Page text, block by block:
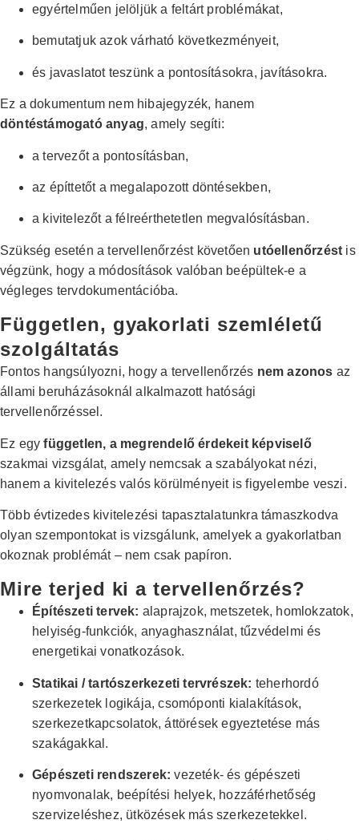
egyértelműen jelöljük a feltárt problémákat,
bemutatjuk azok várható következményeit,
és javaslatot teszünk a pontosításokra, javításokra.
Ez a dokumentum nem hibajegyzék, hanem
döntéstámogató anyag, amely segíti:
a tervezőt a pontosításban,
az építtetőt a megalapozott döntésekben,
a kivitelezőt a félreérthetetlen megvalósításban.
Szükség esetén a tervellenőrzést követően utóellenőrzést is
végzünk, hogy a módosítások valóban beépültek-e a
végleges tervdokumentációba.
Független, gyakorlati szemléletű
szolgáltatás
Fontos hangsúlyozni, hogy a tervellenőrzés nem azonos az
állami beruházásoknál alkalmazott hatósági
tervellenőrzéssel.
Ez egyfüggetlen, a megrendelő érdekeit képviselő
szakmai vizsgálat, amely nemcsak a szabályokat nézi,
hanem a kivitelezés valós körülményeit is figyelembe veszi.
Több évtizedes kivitelezési tapasztalatunkra támaszkodva
olyan szempontokat is vizsgálunk, amelyek a gyakorlatban
okoznak problémát – nem csak papíron.
Mire terjed ki a tervellenőrzés?
Építészeti tervek: alaprajzok, metszetek, homlokzatok,
helyiség-funkciók, anyaghasználat, tűzvédelmi és
energetikai vonatkozások.
Statikai / tartószerkezeti tervrészek: teherhordó
szerkezetek logikája, csomóponti kialakítások,
szerkezetkapcsolatok, áttörések egyeztetése más
szakágakkal.
Gépészeti rendszerek: vezeték- és gépészeti
nyomvonalak, beépítési helyek, hozzáférhetőség
szervizeléshez, ütközések más szerkezetekkel.